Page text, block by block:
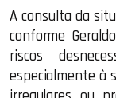
A consulta da
conforme
riscos
especialmente à